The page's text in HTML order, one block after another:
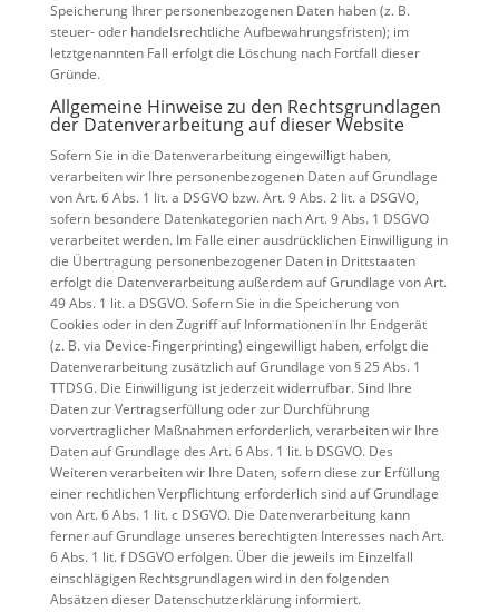
Speicherung Ihrer personenbezogenen Daten haben (z. B.
steuer- oder handelsrechtliche Aufbewahrungsfristen); im
letztgenannten Fall erfolgt die Löschung nach Fortfall dieser
Gründe.
Allgemeine Hinweise zu den Rechtsgrundlagen
der Datenverarbeitung auf dieser Website
Sofern Sie in die Datenverarbeitung eingewilligt haben,
verarbeiten wir Ihre personenbezogenen Daten auf Grundlage
von Art. 6 Abs. 1 lit. a DSGVO bzw. Art. 9 Abs. 2 lit. a DSGVO,
sofern besondere Datenkategorien nach Art. 9 Abs. 1 DSGVO
verarbeitet werden. Im Falle einer ausdrücklichen Einwilligung in
die Übertragung personenbezogener Daten in Drittstaaten
erfolgt die Datenverarbeitung außerdem auf Grundlage von Art.
49 Abs. 1 lit. a DSGVO. Sofern Sie in die Speicherung von
Cookies oder in den Zugriff auf Informationen in Ihr Endgerät
(z. B. via Device-Fingerprinting) eingewilligt haben, erfolgt die
Datenverarbeitung zusätzlich auf Grundlage von § 25 Abs. 1
TTDSG. Die Einwilligung ist jederzeit widerrufbar. Sind Ihre
Daten zur Vertragserfüllung oder zur Durchführung
vorvertraglicher Maßnahmen erforderlich, verarbeiten wir Ihre
Daten auf Grundlage des Art. 6 Abs. 1 lit. b DSGVO. Des
Weiteren verarbeiten wir Ihre Daten, sofern diese zur Erfüllung
einer rechtlichen Verpflichtung erforderlich sind auf Grundlage
von Art. 6 Abs. 1 lit. c DSGVO. Die Datenverarbeitung kann
ferner auf Grundlage unseres berechtigten Interesses nach Art.
6 Abs. 1 lit. f DSGVO erfolgen. Über die jeweils im Einzelfall
einschlägigen Rechtsgrundlagen wird in den folgenden
Absätzen dieser Datenschutzerklärung informiert.